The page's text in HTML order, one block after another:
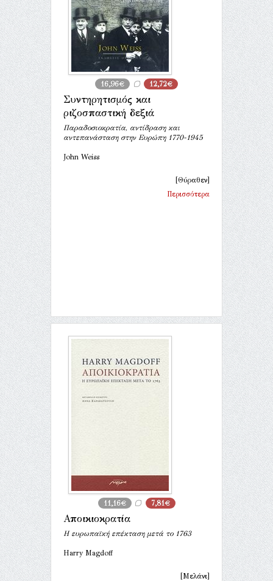
16,96€ 12,72€
Συντηρητισμός και
ριζοσπαστική δεξιά
Παραδοσιοκρατία, αντίδραση και
αντεπανάσταση στην Ευρώπη 1770-1945
John Weiss
[Θύραθεν]
Περισσότερα
11,16€ 7,81€
Αποικιοκρατία
Η ευρωπαϊκή επέκταση μετά το 1763
Harry Magdoff
[Μελάνι]